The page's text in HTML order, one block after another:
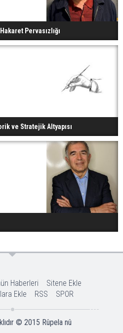
Pervasızlığı
ve Stratejik Altyapısı
Haberleri
Sitene Ekle
Ekle
RSS SPOR
© 2015 Rûpela nû